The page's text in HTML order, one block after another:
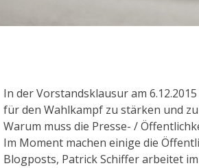
In der Vorstandsklausur am
für den Wahlkampf zu stärken und
Warum muss die Presse- /
Im Moment machen einige die
Blogposts, Patrick Schiffer arbeitet im